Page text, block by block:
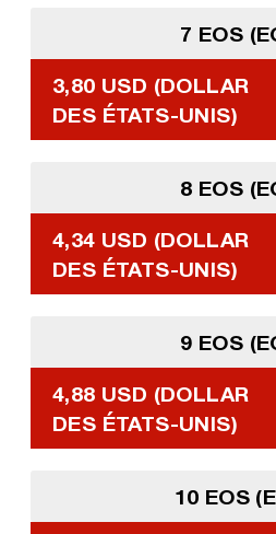
7 EOS
3,80 USD (DOLLAR
DES ÉTATS-UNIS)
8 EOS
4,34 USD (DOLLAR
DES ÉTATS-UNIS)
9 EOS
4,88 USD (DOLLAR
DES ÉTATS-UNIS)
10 EOS